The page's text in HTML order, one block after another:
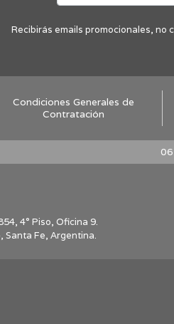
Recibirás emails promocionales, no
Condiciones Generales de
Contratación
4° Piso, Oficina 9.
Santa Fe, Argentina.